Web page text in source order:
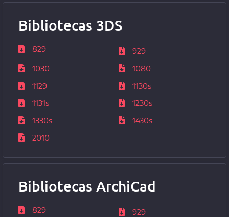
Bibliotecas 3DS
829
929
1030
1080
1129
1130s
1131s
1230s
1330s
1430s
2010
Bibliotecas ArchiCad
829
929